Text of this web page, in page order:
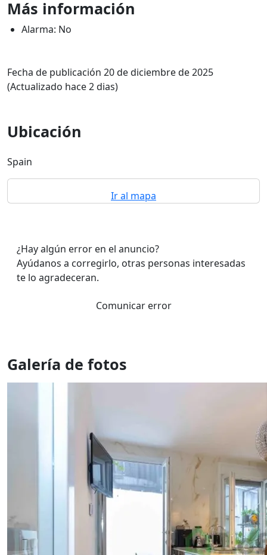
Más información
Alarma: No
Fecha de publicación 20 de diciembre de 2025
(Actualizado hace 2 dias)
Ubicación
Spain
Ir al mapa
¿Hay algún error en el anuncio?
Ayúdanos a corregirlo, otras personas interesadas
te lo agradeceran.
Comunicar error
Galería de fotos